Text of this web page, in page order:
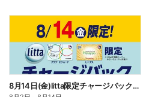
8月14日(金)litta限定チャージバックキャンペーン!